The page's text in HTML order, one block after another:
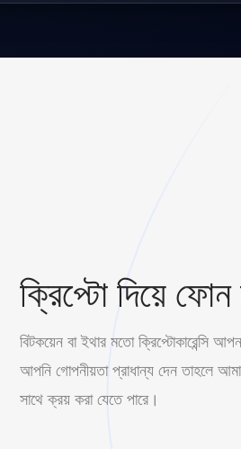
ক্রিপ্টো দিয়ে
বিটকয়েন বা ইথার মতো ক্রিপ্টোকারেন্সি
আপনি গোপনীয়তা প্রাধান্য দেন তাহলে
সাথে ক্রয় করা যেতে পারে।